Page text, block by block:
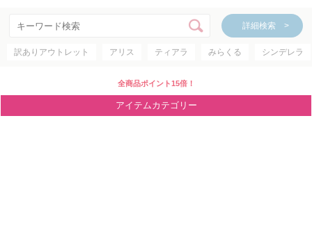
詳細検索 >
訳ありアウトレット アリス ティアラ みらくる シンデレラ
全商品ポイント15倍！
アイテムカテゴリー
詳細検索 >
アイテムカテゴリー
ディズニープリンセス
ディズニキャラクター